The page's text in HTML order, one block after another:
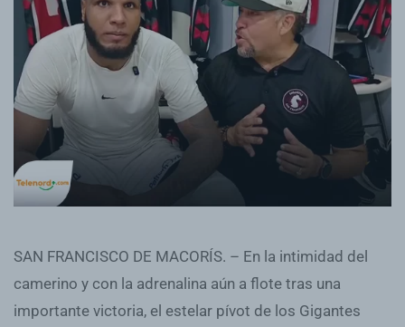
SAN FRANCISCO DE MACORÍS. – En la intimidad del
camerino y con la adrenalina aún a flote tras una
importante victoria, el estelar pívot de los Gigantes